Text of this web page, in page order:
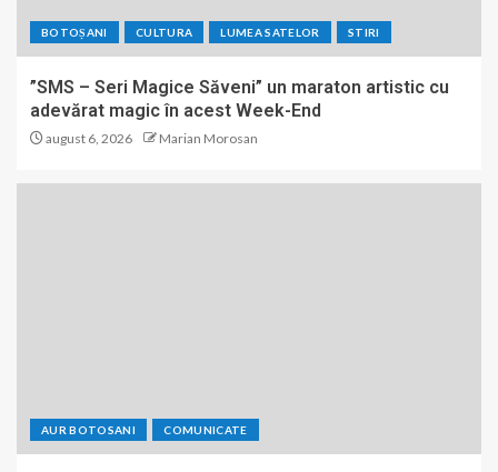
BOTOȘANI CULTURA LUMEA SATELOR STIRI
”SMS – Seri Magice Săveni” un maraton artistic cu
adevărat magic în acest Week-End
august 6, 2026 Marian Morosan
AUR BOTOSANI COMUNICATE